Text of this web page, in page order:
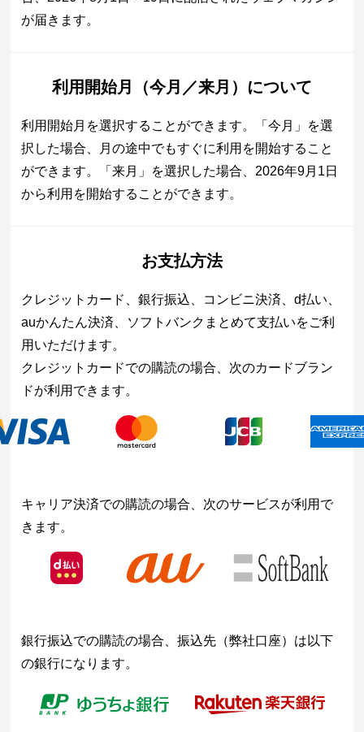
が届きます。
利用開始月（今月／来月）について
利用開始月を選択することができます。「今月」を選
択した場合、月の途中でもすぐに利用を開始すること
ができます。「来月」を選択した場合、2026年9月1日
から利用を開始することができます。
お支払方法
クレジットカード、銀行振込、コンビニ決済、d払い、
auかんたん決済、ソフトバンクまとめて支払いをご利
用いただけます。
クレジットカードでの購読の場合、次のカードブラン
ドが利用できます。
キャリア決済での購読の場合、次のサービスが利用で
きます。
銀行振込での購読の場合、振込先（弊社口座）は以下
の銀行になります。